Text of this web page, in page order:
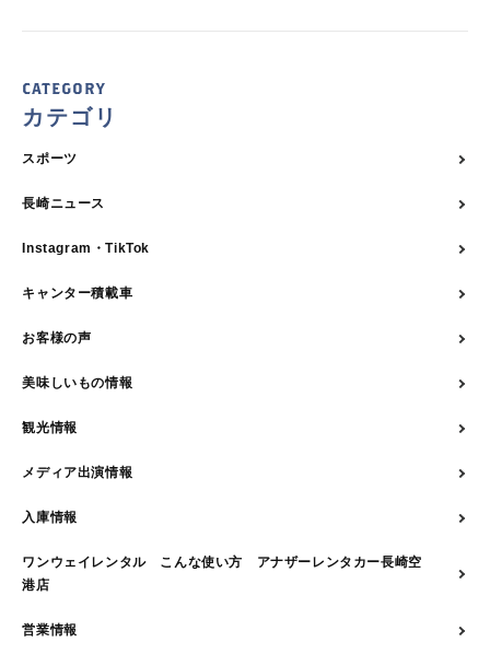
CATEGORY
カテゴリ
スポーツ
長崎ニュース
Instagram・TikTok
キャンター積載車
お客様の声
美味しいもの情報
観光情報
メディア出演情報
入庫情報
ワンウェイレンタル こんな使い方 アナザーレンタカー長崎空
港店
営業情報